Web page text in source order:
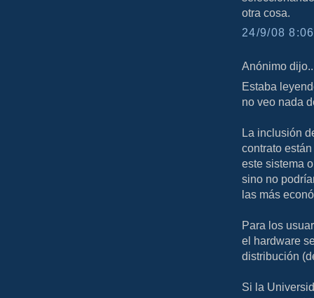
otra cosa.
24/9/08
Anónimo
Estaba
no veo nada
La inclusión
contrato
este sistema
sino no
las más
Para los
el hardware
distribución
Si la